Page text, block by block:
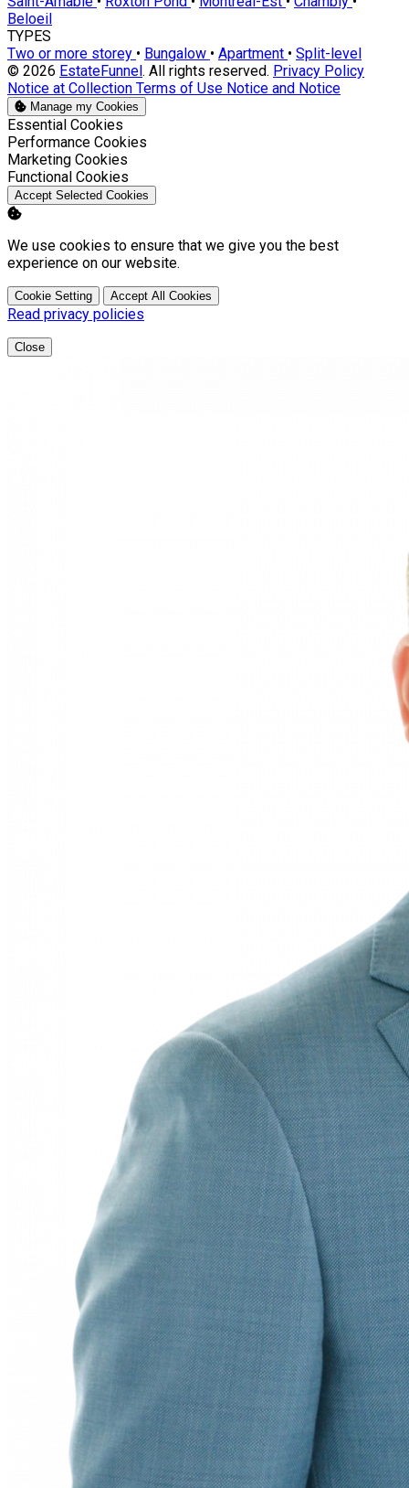
Beloeil
TYPES
Two or more storey • Bungalow • Apartment • Split-level
© 2026 EstateFunnel. All rights reserved. Privacy Policy
Notice at Collection Terms of Use Notice and Notice
Manage my Cookies
Enable
Essential Cookies
Enable
Performance Cookies
Enable
Marketing Cookies
Enable
Functional Cookies
Accept Selected Cookies
We use cookies to ensure that we give you the best
experience on our website.
Cookie Setting Accept All Cookies
Read privacy policies
Close